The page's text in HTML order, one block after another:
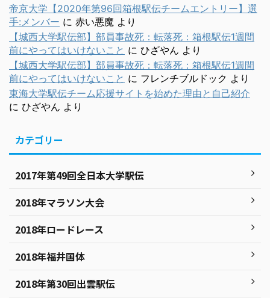
帝京大学【2020年第96回箱根駅伝チームエントリー】選
手:メンバー に 赤い悪魔 より
【城西大学駅伝部】部員事故死：転落死：箱根駅伝1週間
前にやってはいけないこと に ひざやん より
【城西大学駅伝部】部員事故死：転落死：箱根駅伝1週間
前にやってはいけないこと に フレンチブルドック より
東海大学駅伝チーム応援サイトを始めた理由と自己紹介
に ひざやん より
カテゴリー
2017年第49回全日本大学駅伝
2018年マラソン大会
2018年ロードレース
2018年福井国体
2018年第30回出雲駅伝